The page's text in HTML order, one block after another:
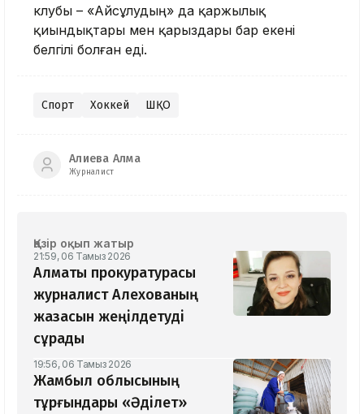
клубы – «Айсұлудың» да қаржылық
қиындықтары мен қарыздары бар екені
белгілі болған еді.
Спорт Хоккей ШҚО
Алиева Алма
Журналист
Қазір оқып жатыр
21:59, 06 Тамыз 2026
Алматы прокуратурасы
журналист Алехованың
жазасын жеңілдетуді
сұрады
19:56, 06 Тамыз 2026
Жамбыл облысының
тұрғындары «Әділет»